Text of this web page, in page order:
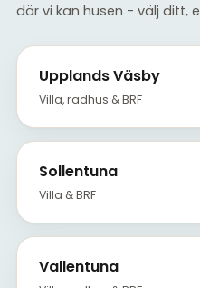
där vi kan husen - välj ditt,
Upplands Väsby
Villa, radhus & BRF
Sollentuna
Villa & BRF
Vallentuna